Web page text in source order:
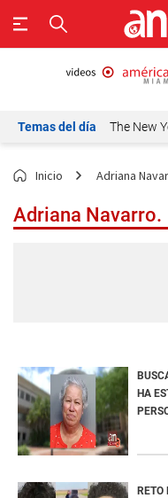
Temas del día The New
Inicio Adriana
Adriana Navarro.
BUSCAN
HA
RETO